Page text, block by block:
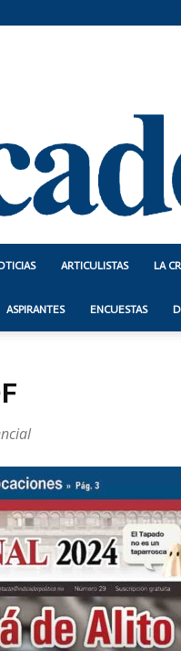
ARTICULISTAS LA
ASPIRANTES ENCUESTAS